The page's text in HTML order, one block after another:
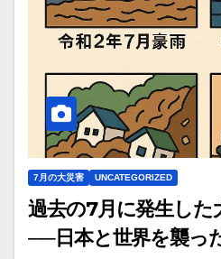
7月の大災害 UNCATEGORIZED
過去の7月に発生した
──日本と世界を襲っ